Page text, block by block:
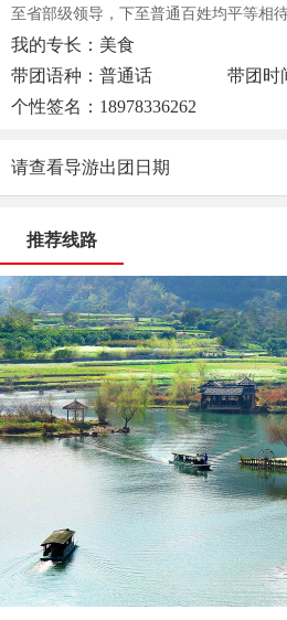
至省部级领导，下至普通百姓均平等相
我的专长：美食
带团语种：普通话
带团时
个性签名：18978336262
请查看导游出团日期
推荐线路